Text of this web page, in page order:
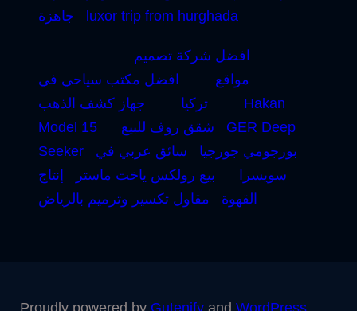
جاهزة
luxor trip from hurghada
افضل شركة تصميم
مواقع
افضل مكتب سياحي في
تركيا
جهاز كشف الذهب
Hakan
Model 15
شقق روف للبيع
GER Deep
Seeker
بورجومي جورجيا
سائق عربي في
سويسرا
بيع رولكس ياخت ماستر
إنتاج
القهوة
مقاول تكسير وترميم بالرياض
Proudly powered by Gutenify and WordPress.